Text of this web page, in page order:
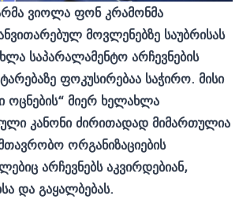
ვიოლა ფონ კრამონმა
მოვლენებზე საუბრისას
საპარალამენტო არჩევნების
ფოკუსირებაა საჭირო. მისი
მიერ ხელახლა
კანონი ძირითადად მიმართულია
ორგანიზაციების
არჩევნებს აკვირდებიან,
და გაყალბებას.